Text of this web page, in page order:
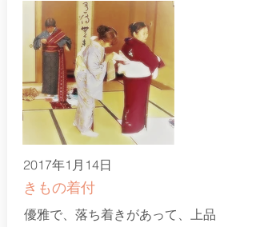
2017年1月14日
きもの着付
優雅で、落ち着きがあって、上品